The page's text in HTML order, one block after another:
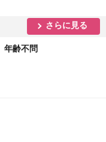
さらに見る
年齢不問